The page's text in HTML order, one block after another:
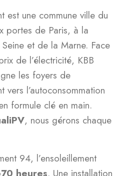
est une commune ville du
portes de Paris, à la
et de la Marne. Face
de l’électricité, KBB
les foyers de
vers l’autoconsommation
formule clé en main.
, nous gérons chaque
94, l’ensoleillement
heures. Une installation